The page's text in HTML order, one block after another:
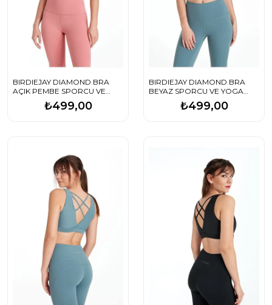
BIRDIEJAY DIAMOND BRA
AÇIK PEMBE SPORCU VE
YOGA SÜTYENİ₺499,00
BIRDIEJAY DIAMOND BRA
BEYAZ SPORCU VE YOGA
₺499,00